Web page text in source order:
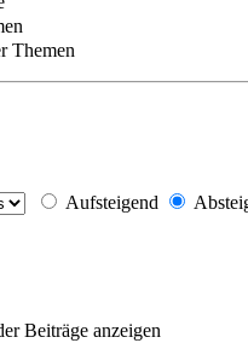
Themen
Aufsteigend
Beiträge anzeigen